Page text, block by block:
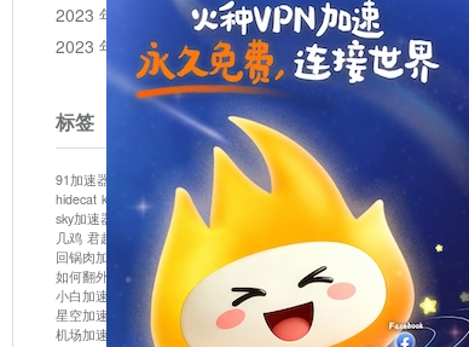
2023 年 12 月
2023 年 11 月
标签
91加速器 bluelayer加速器
clash节点
hidecat kuai500 panda加速器
plex加速器
sky加速器
telegram加速器 中信加速器
云梯加速器
几鸡 君越加速器 哔咔漫画加速器
唐师傅加速器
回锅肉加速器
坚果加速器 壹点加速器
如何翻外墙网站 小哈vp加速器
小火箭加速器
小白加速器
布谷vp加速器 心阶云 快连
星空加速器
最新版clash安卓下载
月光加速器
机场加速器
松果云 极快加速器
梯子加速器